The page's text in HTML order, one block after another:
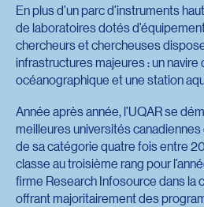
En plus d’un parc d’instruments
de laboratoires dotés
chercheurs et chercheuses
infrastructures majeures : un navire
océanographique et une station
Année après année, l’UQAR se
meilleures universités
de sa catégorie quatre fois entre
classe au troisième rang pour
firme Research Infosource dans la
offrant majoritairement des